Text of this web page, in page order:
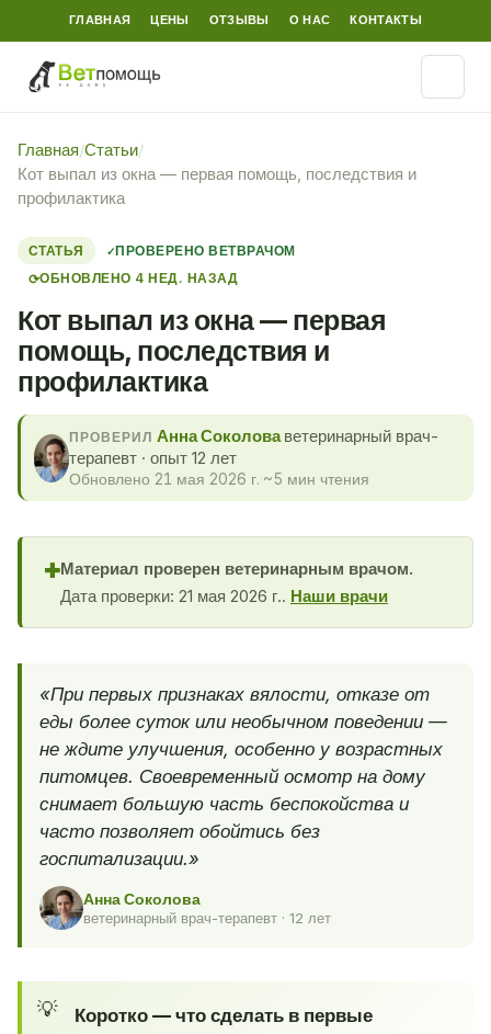
ГЛАВНАЯ ЦЕНЫ ОТЗЫВЫ О НАС КОНТАКТЫ
Главная/Статьи/
Кот выпал из окна — первая помощь, последствия и
профилактика
СТАТЬЯ
ПРОВЕРЕНО ВЕТВРАЧОМ
⟳ОБНОВЛЕНО 4 НЕД. НАЗАД
Кот выпал из окна — первая
помощь, последствия и
профилактика
ПРОВЕРИЛ Анна Соколоваветеринарный врач-
терапевт · опыт 12 лет
Обновлено 21 мая 2026 г. ~5 мин чтения
✚Материал проверен ветеринарным врачом.
Дата проверки: 21 мая 2026 г.. Наши врачи
«При первых признаках вялости, отказе от
еды более суток или необычном поведении —
не ждите улучшения, особенно у возрастных
питомцев. Своевременный осмотр на дому
снимает большую часть беспокойства и
часто позволяет обойтись без
госпитализации.»
Анна Соколова
ветеринарный врач-терапевт · 12 лет
Коротко — что сделать в первые